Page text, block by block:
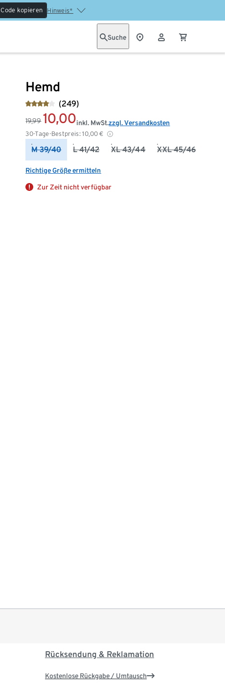
Code kopieren Hinweis*
Suche
Hemd
(249)
19,99 10,00
30-Tage-Bestpreis: 10,00 €
inkl. MwSt.zzgl. Versandkosten
M 39/40 L 41/42 XL 43/44 XXL 45/46
Richtige Größe ermitteln
Zur Zeit nicht verfügbar
Rücksendung & Reklamation
Kostenlose Rückgabe / Umtausch